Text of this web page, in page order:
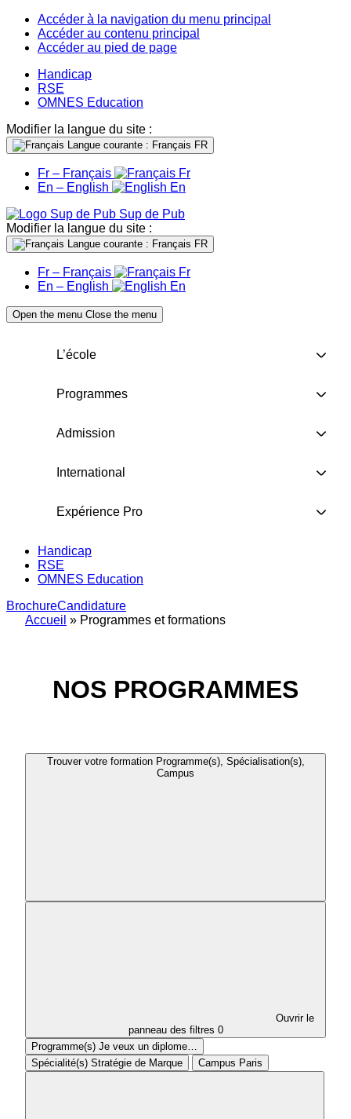
Accéder à la navigation du menu principal
Accéder au contenu principal
Accéder au pied de page
Handicap
RSE
OMNES Education
Modifier la langue du site :
Langue courante : Français FR
Fr – Français
Fr
En – English
En
Sup de Pub
Modifier la langue du site :
Langue courante : Français FR
Fr – Français
Fr
En – English
En
Open the menu Close the menu
L’école
Programmes
Admission
International
Expérience Pro
Handicap
RSE
OMNES Education
BrochureCandidature
Accueil » Programmes et formations
NOS PROGRAMMES
Trouver votre formation Programme(s), Spécialisation(s),
Campus
Ouvrir le
panneau des filtres 0
Programme(s) Je veux un diplome…
Spécialité(s) Stratégie de Marque Campus Paris